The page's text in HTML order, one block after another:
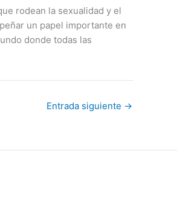
rodean la sexualidad y el
un papel importante en
donde todas las
Entrada siguiente →